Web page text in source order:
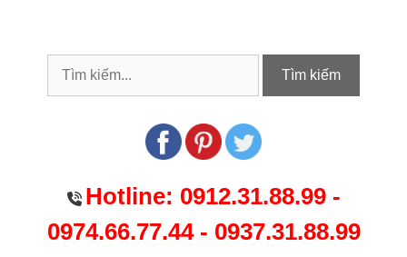
Tìm kiếm
Hotline: 0912.31.88.99-
0974.66.77.44- 0937.31.88.99